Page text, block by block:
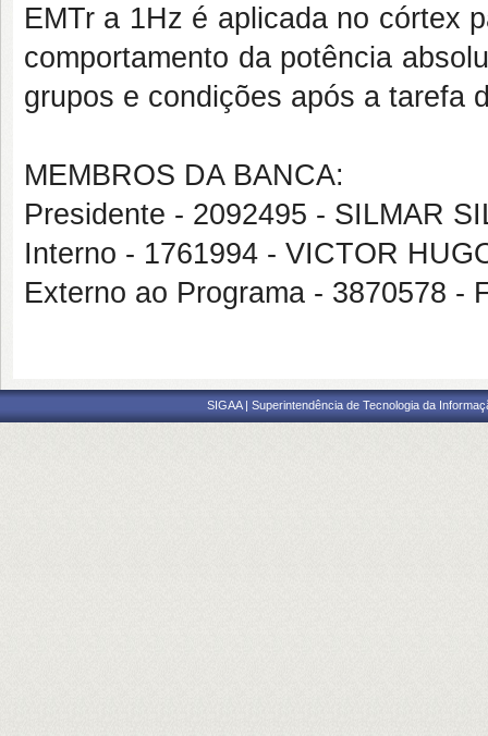
EMTr a 1Hz é aplicada no córtex
comportamento da potência
grupos e condições após a tarefa
MEMBROS DA BANCA:
Presidente - 2092495 - SILMAR
Interno - 1761994 - VICTOR
Externo ao Programa - 3870578 -
SIGAA | Superintendência de Tecnologia da